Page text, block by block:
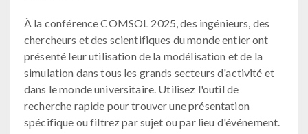
À la conférence COMSOL 2025, des ingénieurs, des
chercheurs et des scientifiques du monde entier ont
présenté leur utilisation de la modélisation et de la
simulation dans tous les grands secteurs d'activité et
dans le monde universitaire. Utilisez l'outil de
recherche rapide pour trouver une présentation
spécifique ou filtrez par sujet ou par lieu d'événement.